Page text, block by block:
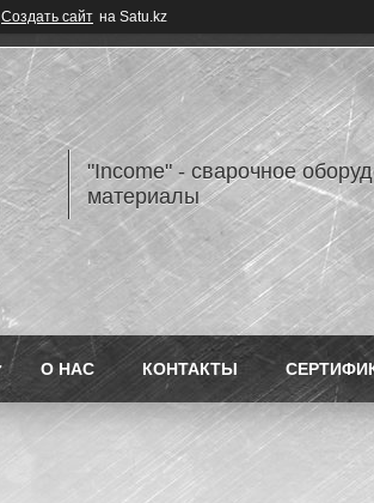
Создать сайт на Satu.kz
"Income" - сварочное
материалы
О НАС КОНТАКТЫ